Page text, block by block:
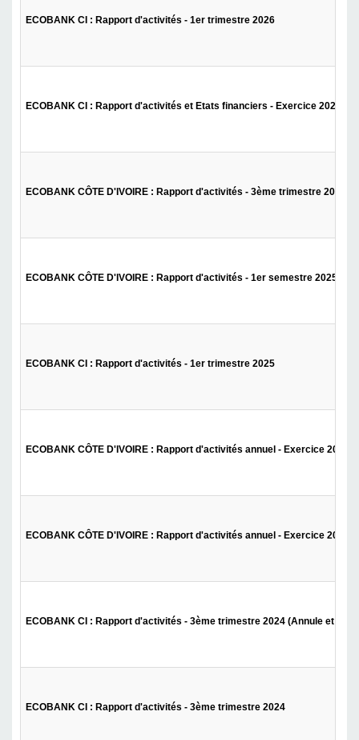
ECOBANK CI : Rapport d'activités - 1er trimestre 2026
ECOBANK CI : Rapport d'activités et Etats financiers - Exercice 2025
ECOBANK CÔTE D'IVOIRE : Rapport d'activités - 3ème trimestre 2025
ECOBANK CÔTE D'IVOIRE : Rapport d'activités - 1er semestre 2025
ECOBANK CI : Rapport d'activités - 1er trimestre 2025
ECOBANK CÔTE D'IVOIRE : Rapport d'activités annuel - Exercice 2024
ECOBANK CÔTE D'IVOIRE : Rapport d'activités annuel - Exercice 2024
ECOBANK CI : Rapport d'activités - 3ème trimestre 2024 (Annule et
ECOBANK CI : Rapport d'activités - 3ème trimestre 2024